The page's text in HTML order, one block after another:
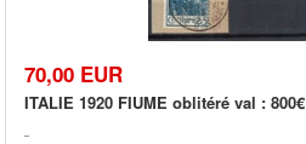
70,00 EUR
ITALIE 1920 FIUME oblitéré val : 800€